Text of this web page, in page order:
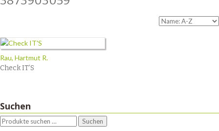
Rau, Hartmut R.
Check IT’S
Suchen
Suchen